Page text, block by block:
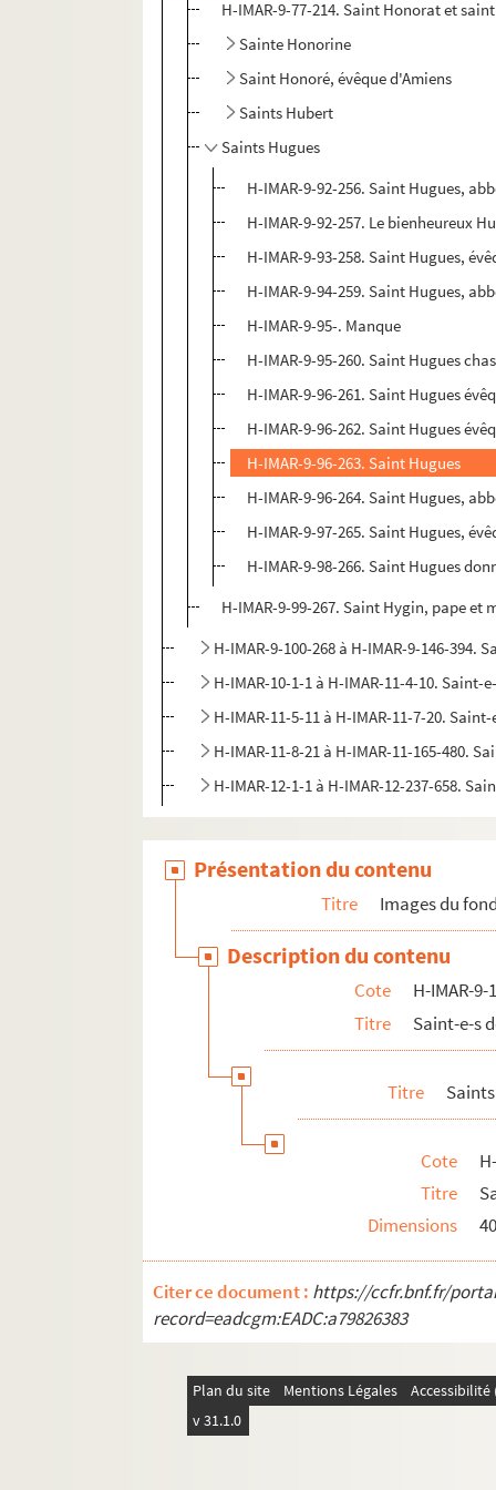
H-IMAR-9-77-214. Saint Honorat et
Sainte Honorine
Saint Honoré, évêque d'Amiens
Saints Hubert
Saints Hugues
H-IMAR-9-92-256. Saint Hugues,
H-IMAR-9-92-257. Le bienheureux
H-IMAR-9-93-258. Saint Hugues,
H-IMAR-9-94-259. Saint Hugues,
H-IMAR-9-95-. Manque
H-IMAR-9-95-260. Saint Hugues
H-IMAR-9-96-261. Saint Hugues
H-IMAR-9-96-262. Saint Hugues
H-IMAR-9-96-263. Saint Hugues
H-IMAR-9-96-264. Saint Hugues,
H-IMAR-9-97-265. Saint Hugues,
H-IMAR-9-98-266. Saint Hugues
H-IMAR-9-99-267. Saint Hygin, pape et
H-IMAR-9-100-268 à H-IMAR-9-146-394.
H-IMAR-10-1-1 à H-IMAR-11-4-10.
H-IMAR-11-5-11 à H-IMAR-11-7-20.
H-IMAR-11-8-21 à H-IMAR-11-165-480.
H-IMAR-12-1-1 à H-IMAR-12-237-658.
Présentation du contenu
Titre Images du
Description du contenu
Cote
H-IMAR-9-
Titre
Saint-e-s
Titre
Cote
Titre
Dimensions
Citer ce document : https://ccfr.bnf.fr/
record=eadcgm:EADC:a79826383
Plan du site Mentions Légales
v 31.1.0